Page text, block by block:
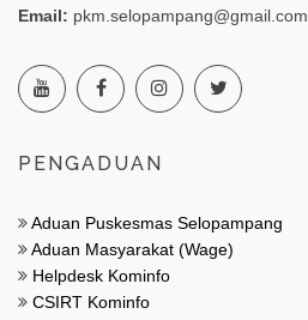
Email: pkm.selopampang@gmail.com
PENGADUAN
Aduan Puskesmas Selopampang
Aduan Masyarakat (Wage)
Helpdesk Kominfo
CSIRT Kominfo